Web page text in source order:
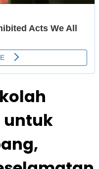
untuk